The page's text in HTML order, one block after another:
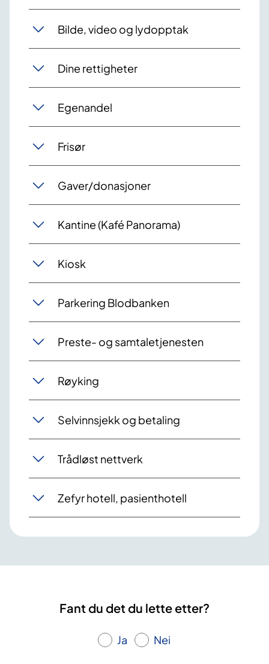
Bilde, video og lydopptak
Dine rettigheter
Egenandel
Frisør
Gaver/donasjoner
Kantine (Kafé Panorama)
Kiosk
Parkering Blodbanken
Preste- og samtaletjenesten
Røyking
Selvinnsjekk og betaling
Trådløst nettverk
Zefyr hotell, pasienthotell
Fant du det du lette etter?
Ja Nei